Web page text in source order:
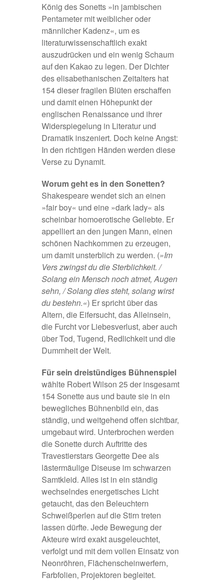
König des Sonetts »in jambischen
Pentameter mit weiblicher oder
männlicher Kadenz«, um es
literaturwissenschaftlich exakt
auszudrücken und ein wenig Schaum
auf den Kakao zu legen. Der Dichter
des elisabethanischen Zeitalters hat
154 dieser fragilen Blüten erschaffen
und damit einen Höhepunkt der
englischen Renaissance und ihrer
Widerspiegelung in Literatur und
Dramatik inszeniert. Doch keine Angst:
In den richtigen Händen werden diese
Verse zu Dynamit.
Worum geht es in den Sonetten?
Shakespeare wendet sich an einen
»fair boy« und eine »dark lady« als
scheinbar homoerotische Geliebte. Er
appelliert an den jungen Mann, einen
schönen Nachkommen zu erzeugen,
um damit unsterblich zu werden. (»Im
Vers zwingst du die Sterblichkeit. /
Solang ein Mensch noch atmet, Augen
sehn, / Solang dies steht, solang wirst
du bestehn.«) Er spricht über das
Altern, die Eifersucht, das Alleinsein,
die Furcht vor Liebesverlust, aber auch
über Tod, Tugend, Redlichkeit und die
Dummheit der Welt.
Für sein dreistündiges Bühnenspiel
wählte Robert Wilson 25 der insgesamt
154 Sonette aus und baute sie in ein
bewegliches Bühnenbild ein, das
ständig, und weitgehend offen sichtbar,
umgebaut wird. Unterbrochen werden
die Sonette durch Auftritte des
Travestierstars Georgette Dee als
lästermäulige Diseuse im schwarzen
Samtkleid. Alles ist in ein ständig
wechselndes energetisches Licht
getaucht, das den Beleuchtern
Schweißperlen auf die Stirn treten
lassen dürfte. Jede Bewegung der
Akteure wird exakt ausgeleuchtet,
verfolgt und mit dem vollen Einsatz von
Neonröhren, Flächenscheinwerfern,
Farbfolien, Projektoren begleitet.